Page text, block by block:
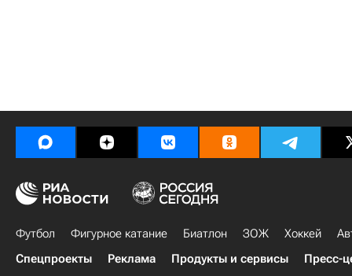
Футбол Фигурное катание Биатлон ЗОЖ Хоккей
Спецпроекты
Реклама Продукты и сервисы Пресс-